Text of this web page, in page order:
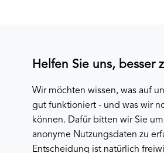
Helfen Sie uns, besser
Wir möchten wissen, was auf
gut funktioniert - und was wir
können. Dafür bitten wir Sie
anonyme Nutzungsdaten zu
Entscheidung ist natürlich